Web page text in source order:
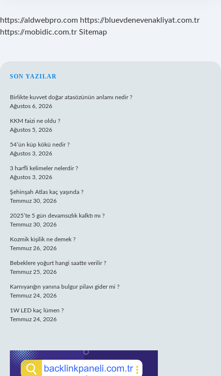
https://aldwebpro.com https://bluevdenevenakliyat.com.tr
https://mobidic.com.tr Sitemap
SIDEBAR
SON YAZILAR
Birlikte kuvvet doğar atasözünün anlamı nedir ?
Ağustos 6, 2026
KKM faizi ne oldu ?
Ağustos 5, 2026
54’ün küp kökü nedir ?
Ağustos 3, 2026
3 harfli kelimeler nelerdir ?
Ağustos 3, 2026
Şehinşah Atlas kaç yaşında ?
Temmuz 30, 2026
2025’te 5 gün devamsızlık kalktı mı ?
Temmuz 30, 2026
Kozmik kişilik ne demek ?
Temmuz 26, 2026
Bebeklere yoğurt hangi saatte verilir ?
Temmuz 25, 2026
Karnıyarığın yanına bulgur pilavı gider mi ?
Temmuz 24, 2026
1W LED kaç lümen ?
Temmuz 24, 2026